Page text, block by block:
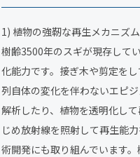
1) 植物の強靭な再生メカニズ
樹齢3500年のスギが現存して
化能力です。接ぎ木や剪定を
列自体の変化を伴わないエピ
解析したり、植物を透明化し
じめ放射線を照射して再生能
術開発にも取り組んでいます